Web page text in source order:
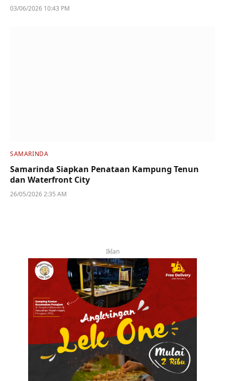
03/06/2026 10:43 PM
SAMARINDA
Samarinda Siapkan Penataan Kampung Tenun
dan Waterfront City
26/05/2026 2:35 AM
Iklan